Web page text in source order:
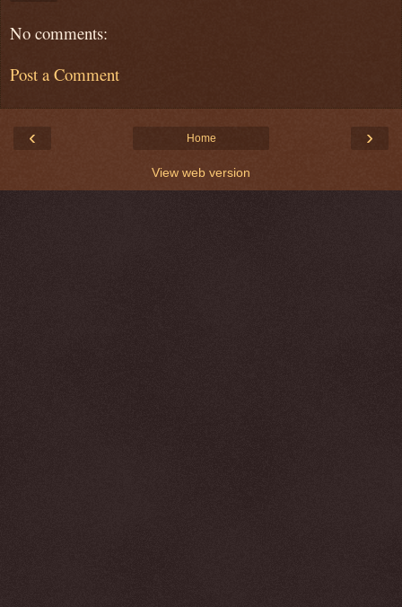
No comments:
Post a Comment
‹ ›
Home
View web version